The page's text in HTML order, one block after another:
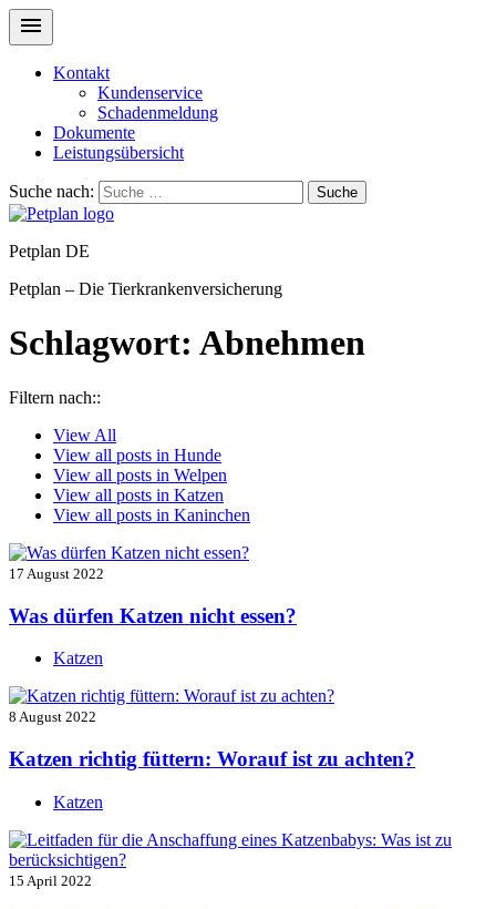
Kontakt
Kundenservice
Schadenmeldung
Dokumente
Leistungsübersicht
Suche nach: Suche
Petplan DE
Petplan – Die Tierkrankenversicherung
Schlagwort: Abnehmen
Filtern nach::
View All
View all posts in Hunde
View all posts in Welpen
View all posts in Katzen
View all posts in Kaninchen
17 August 2022
Was dürfen Katzen nicht essen?
Katzen
8 August 2022
Katzen richtig füttern: Worauf ist zu achten?
Katzen
15 April 2022